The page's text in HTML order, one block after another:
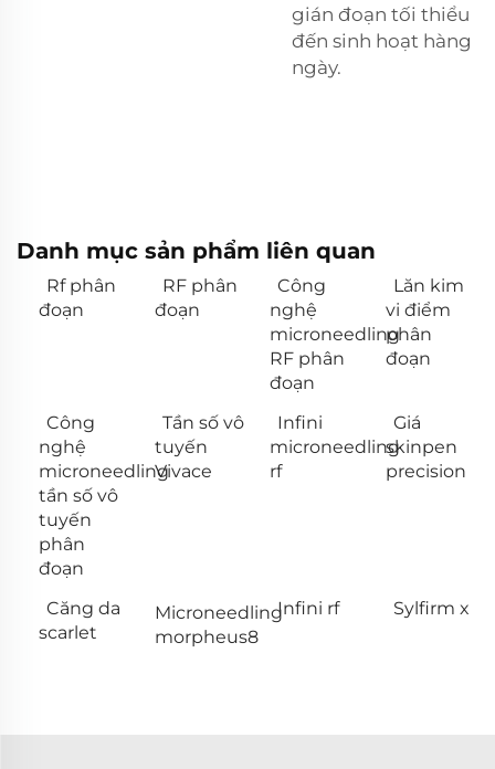
gián đoạn tối thiểu
đến sinh hoạt hàng
ngày.
Danh mục sản phẩm liên quan
Rf phân
đoạn
RF phân
đoạn
Công
nghệ
microneedling
RF phân
đoạn
Lăn kim
vi điểm
phân
đoạn
Công
nghệ
microneedling
tần số vô
tuyến
phân
đoạn
Tần số vô
tuyến
Vivace
Infini
microneedling
rf
Giá
skinpen
precision
Căng da
scarlet
Microneedling
morpheus8
Infini rf Sylfirm x